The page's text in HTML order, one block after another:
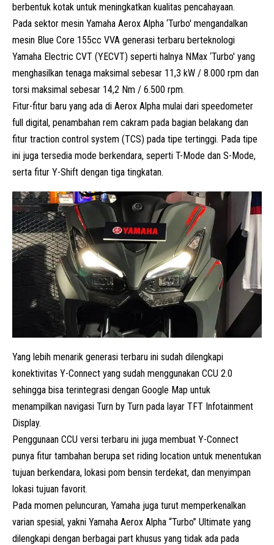
berbentuk kotak untuk meningkatkan kualitas pencahayaan.
Pada sektor mesin Yamaha Aerox Alpha ‘Turbo' mengandalkan
mesin Blue Core 155cc VVA generasi terbaru berteknologi
Yamaha Electric CVT (YECVT) seperti halnya NMax ‘Turbo' yang
menghasilkan tenaga maksimal sebesar 11,3 kW / 8.000 rpm dan
torsi maksimal sebesar 14,2 Nm / 6.500 rpm.
Fitur-fitur baru yang ada di Aerox Alpha mulai dari speedometer
full digital, penambahan rem cakram pada bagian belakang dan
fitur traction control system (TCS) pada tipe tertinggi. Pada tipe
ini juga tersedia mode berkendara, seperti T-Mode dan S-Mode,
serta fitur Y-Shift dengan tiga tingkatan.
Yang lebih menarik generasi terbaru ini sudah dilengkapi
konektivitas Y-Connect yang sudah menggunakan CCU 2.0
sehingga bisa terintegrasi dengan Google Map untuk
menampilkan navigasi Turn by Turn pada layar TFT Infotainment
Display.
Penggunaan CCU versi terbaru ini juga membuat Y-Connect
punya fitur tambahan berupa set riding location untuk menentukan
tujuan berkendara, lokasi pom bensin terdekat, dan menyimpan
lokasi tujuan favorit.
Pada momen peluncuran, Yamaha juga turut memperkenalkan
varian spesial, yakni Yamaha Aerox Alpha “Turbo” Ultimate yang
dilengkapi dengan berbagai part khusus yang tidak ada pada